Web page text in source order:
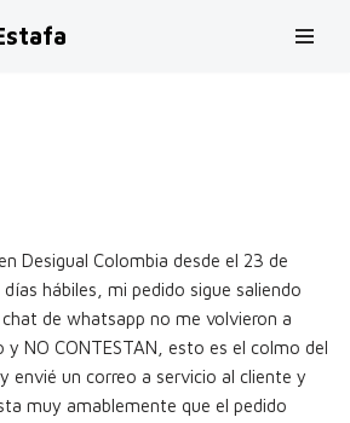
Desigual Colombia desde el 23 de
hábiles, mi pedido sigue saliendo
chat de whatsapp no me volvieron a
NO CONTESTAN, esto es el colmo del
envié un correo a servicio al cliente y
muy amablemente que el pedido